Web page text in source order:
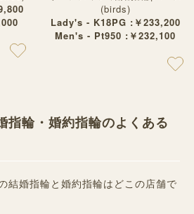
(birds)
Lady's - K18PG :￥233,200
Men's - Pt950 :￥232,100
輪・婚約指輪のよくある
結婚指輪と婚約指輪はどこの店舗で